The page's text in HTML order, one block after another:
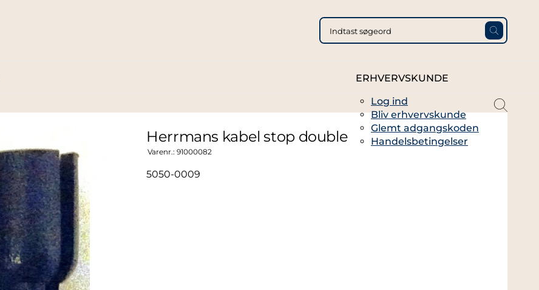
ERHVERVSKUNDE
Log ind
Bliv erhvervskunde
Glemt adgangskoden
Handelsbetingelser
Herrmans kabel stop double
Varenr.: 91000082
5050-0009